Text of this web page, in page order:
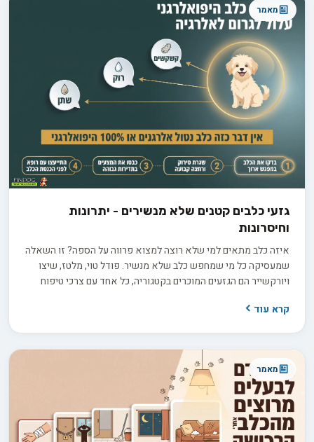
מאמר
גזעי כלבים קטנים שלא מנשירים - יתרונות
וחיסרונות
איזה כלב מתאים למי שלא רוצה למצוא פרווה על הספה? זו השאלה
שמעסיקה כל מי שמחפש כלב שלא מנשיר. פודל טוי, מלטז, שיצו
ויורקשייר הם הגזעים המוכרים בקטגוריה, כל אחד עם צרכי טיפוח
קרא עוד
מאמר